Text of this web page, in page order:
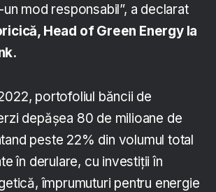
mod responsabil”, a declarat
Head of Green Energy la
portofoliul băncii de
depășea 80 de milioane de
peste 22% din volumul total
în derulare, cu investiții în
împrumuturi pentru energie